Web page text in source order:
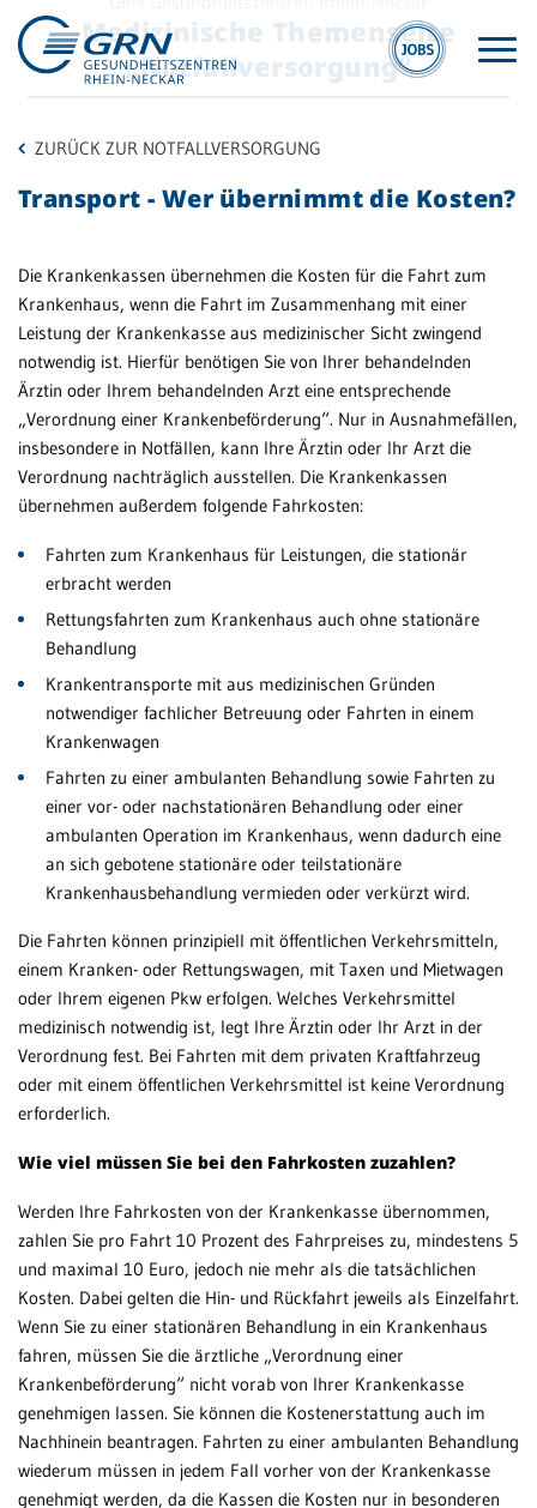
GRN
Der Verbund
Medizinische
Fachzentren
Medizinische
Themenseiten
Patientenportal
Karriere
Barrierefreiheit
STANDORTE
Eberbach
Schwetzingen
Medizinische Themenseite
„Notfallversorgung“
ZURÜCK ZUR NOTFALLVERSORGUNG
Transport - Wer übernimmt die Kosten?
Die Krankenkassen übernehmen die Kosten für die Fahrt zum
Krankenhaus, wenn die Fahrt im Zusammenhang mit einer
Leistung der Krankenkasse aus medizinischer Sicht zwingend
notwendig ist. Hierfür benötigen Sie von Ihrer behandelnden
Ärztin oder Ihrem behandelnden Arzt eine entsprechende
„Verordnung einer Krankenbeförderung“. Nur in Ausnahmefällen,
insbesondere in Notfällen, kann Ihre Ärztin oder Ihr Arzt die
Verordnung nachträglich ausstellen. Die Krankenkassen
übernehmen außerdem folgende Fahrkosten:
Fahrten zum Krankenhaus für Leistungen, die stationär
erbracht werden
Rettungsfahrten zum Krankenhaus auch ohne stationäre
Behandlung
Krankentransporte mit aus medizinischen Gründen
notwendiger fachlicher Betreuung oder Fahrten in einem
Krankenwagen
Fahrten zu einer ambulanten Behandlung sowie Fahrten zu
einer vor- oder nachstationären Behandlung oder einer
ambulanten Operation im Krankenhaus, wenn dadurch eine
an sich gebotene stationäre oder teilstationäre
Krankenhausbehandlung vermieden oder verkürzt wird.
Die Fahrten können prinzipiell mit öffentlichen Verkehrsmitteln,
einem Kranken- oder Rettungswagen, mit Taxen und Mietwagen
oder Ihrem eigenen Pkw erfolgen. Welches Verkehrsmittel
medizinisch notwendig ist, legt Ihre Ärztin oder Ihr Arzt in der
Verordnung fest. Bei Fahrten mit dem privaten Kraftfahrzeug
oder mit einem öffentlichen Verkehrsmittel ist keine Verordnung
erforderlich.
Wie viel müssen Sie bei den Fahrkosten zuzahlen?
Werden Ihre Fahrkosten von der Krankenkasse übernommen,
zahlen Sie pro Fahrt 10 Prozent des Fahrpreises zu, mindestens 5
und maximal 10 Euro, jedoch nie mehr als die tatsächlichen
Kosten. Dabei gelten die Hin- und Rückfahrt jeweils als Einzelfahrt.
Wenn Sie zu einer stationären Behandlung in ein Krankenhaus
fahren, müssen Sie die ärztliche „Verordnung einer
Krankenbeförderung“ nicht vorab von Ihrer Krankenkasse
genehmigen lassen. Sie können die Kostenerstattung auch im
Nachhinein beantragen. Fahrten zu einer ambulanten Behandlung
wiederum müssen in jedem Fall vorher von der Krankenkasse
genehmigt werden, da die Kassen die Kosten nur in besonderen